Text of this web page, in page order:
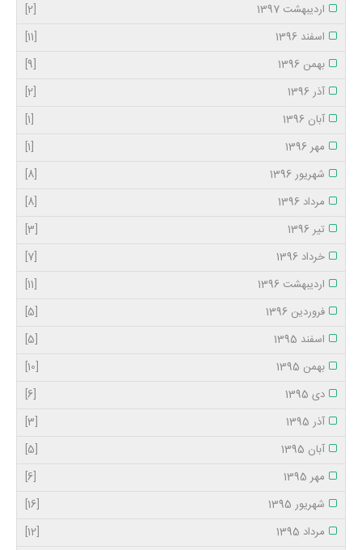
اردیبهشت 1397
[2]
اسفند 1396
[11]
بهمن 1396
[9]
آذر 1396
[2]
آبان 1396
[1]
مهر 1396
[1]
شهریور 1396
[8]
مرداد 1396
[8]
تیر 1396
[3]
خرداد 1396
[7]
اردیبهشت 1396
[11]
فروردین 1396
[5]
اسفند 1395
[5]
بهمن 1395
[10]
دی 1395
[6]
آذر 1395
[3]
آبان 1395
[5]
مهر 1395
[6]
شهریور 1395
[16]
مرداد 1395
[12]